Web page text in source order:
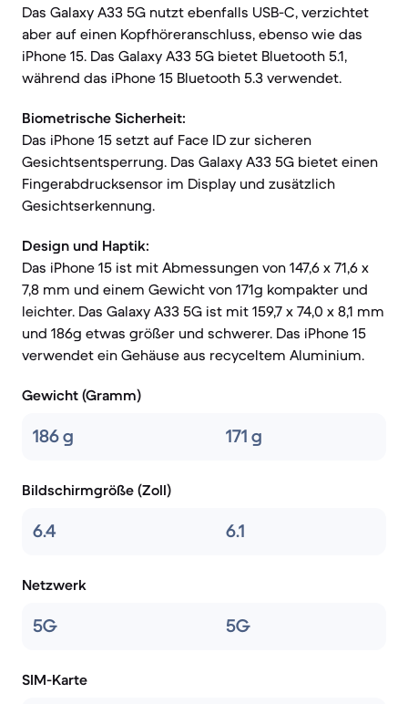
Das Galaxy A33 5G nutzt ebenfalls USB-C, verzichtet
aber auf einen Kopfhöreranschluss, ebenso wie das
iPhone 15. Das Galaxy A33 5G bietet Bluetooth 5.1,
während das iPhone 15 Bluetooth 5.3 verwendet.
Biometrische Sicherheit:
Das iPhone 15 setzt auf Face ID zur sicheren
Gesichtsentsperrung. Das Galaxy A33 5G bietet einen
Fingerabdrucksensor im Display und zusätzlich
Gesichtserkennung.
Design und Haptik:
Das iPhone 15 ist mit Abmessungen von 147,6 x 71,6 x
7,8 mm und einem Gewicht von 171g kompakter und
leichter. Das Galaxy A33 5G ist mit 159,7 x 74,0 x 8,1 mm
und 186g etwas größer und schwerer. Das iPhone 15
verwendet ein Gehäuse aus recyceltem Aluminium.
Gewicht (Gramm)
186 g 171 g
Bildschirmgröße (Zoll)
6.4 6.1
Netzwerk
5G 5G
SIM-Karte